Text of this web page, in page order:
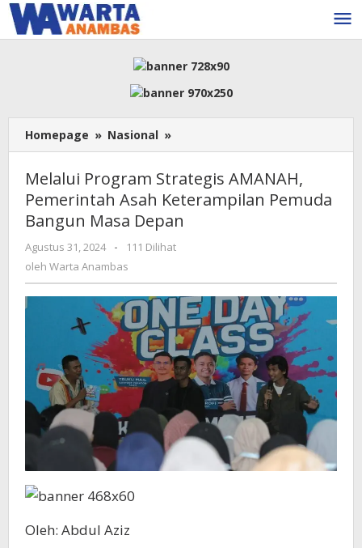
Lewati
ke
konten
Homepage » Nasional »
Program
AMANAH,
Pemerintah
Asah
Pemuda
Masa
Depan
Melalui Program Strategis AMANAH,
Pemerintah Asah Keterampilan Pemuda
Bangun Masa Depan
Agustus 31, 2024
oleh
-
111 Dilihat
oleh Warta Anambas
Oleh: Abdul Aziz